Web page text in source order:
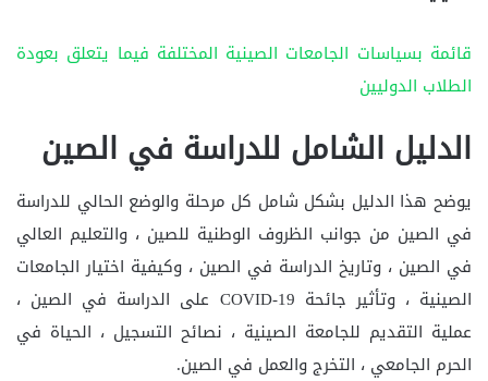
قائمة بسياسات الجامعات الصينية المختلفة فيما يتعلق بعودة
الطلاب الدوليين
الدليل الشامل للدراسة في الصين
يوضح هذا الدليل بشكل شامل كل مرحلة والوضع الحالي للدراسة
في الصين من جوانب الظروف الوطنية للصين ، والتعليم العالي
في الصين ، وتاريخ الدراسة في الصين ، وكيفية اختيار الجامعات
الصينية ، وتأثير جائحة COVID-19 على الدراسة في الصين ،
عملية التقديم للجامعة الصينية ، نصائح التسجيل ، الحياة في
الحرم الجامعي ، التخرج والعمل في الصين.